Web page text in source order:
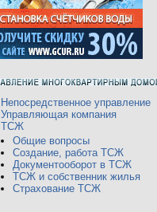
Непосредственное управление
Управляющая компания
ТСЖ
Общие вопросы
Создание, работа ТСЖ
Документооборот в ТСЖ
ТСЖ и собственник жилья
Страхование ТСЖ